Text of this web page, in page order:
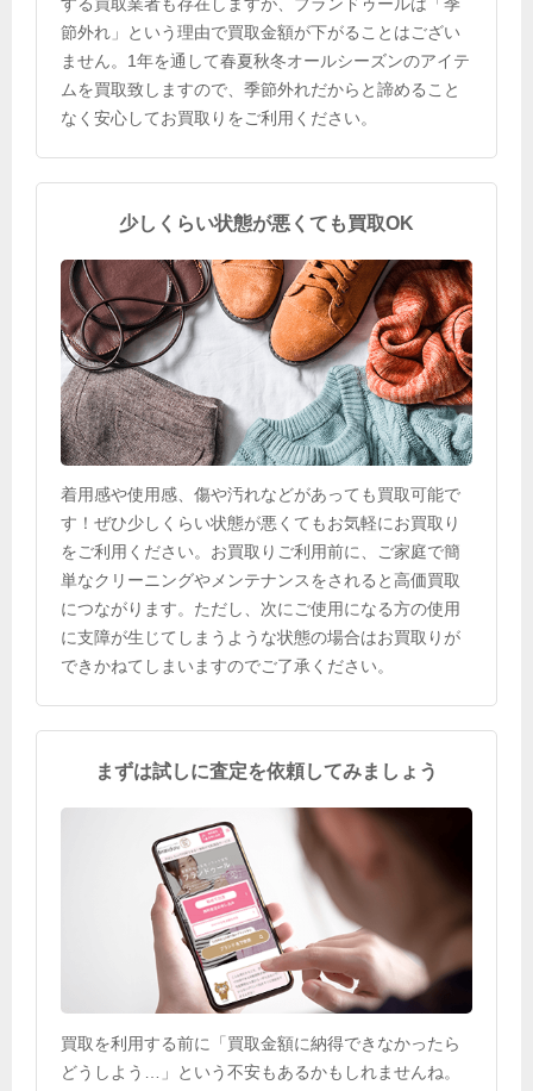
する買取業者も存在しますが、ブランドゥールは「季
節外れ」という理由で買取金額が下がることはござい
ません。1年を通して春夏秋冬オールシーズンのアイテ
ムを買取致しますので、季節外れだからと諦めること
なく安心してお買取りをご利用ください。
少しくらい状態が悪くても買取OK
着用感や使用感、傷や汚れなどがあっても買取可能で
す！ぜひ少しくらい状態が悪くてもお気軽にお買取り
をご利用ください。お買取りご利用前に、ご家庭で簡
単なクリーニングやメンテナンスをされると高価買取
につながります。ただし、次にご使用になる方の使用
に支障が生じてしまうような状態の場合はお買取りが
できかねてしまいますのでご了承ください。
まずは試しに査定を依頼してみましょう
買取を利用する前に「買取金額に納得できなかったら
どうしよう…」という不安もあるかもしれませんね。